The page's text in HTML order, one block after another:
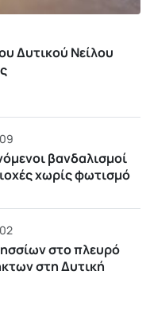
Δυτικού Νείλου
βανδαλισμοί
χωρίς φωτισμό
στο πλευρό
στη Δυτική